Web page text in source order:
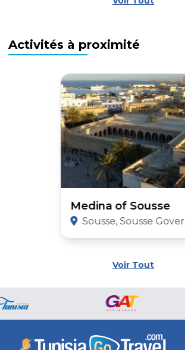
Activités à proximité
Medina of Sousse
Sousse, Sousse Governorate
Voir Tout